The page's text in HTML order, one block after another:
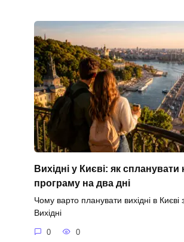
Вихідні у Києві: як спланувати
програму на два дні
Чому варто планувати вихідні в Києві
Вихідні
0 0